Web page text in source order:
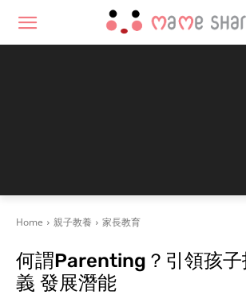
Home 親子教養 家長教育
何謂Parenting？引領孩子
義 發展潛能